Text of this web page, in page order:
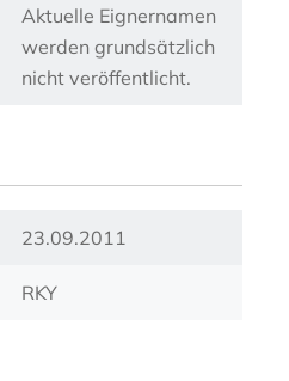
Aktuelle Eignernamen
werden grundsätzlich
nicht veröffentlicht.
23.09.2011
RKY